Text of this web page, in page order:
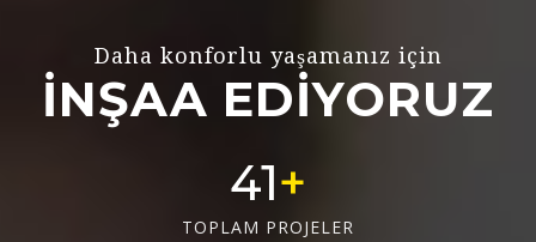
Daha konforlu yaşamanız için
İNŞAA EDİYORUZ
55
TOPLAM PROJELER